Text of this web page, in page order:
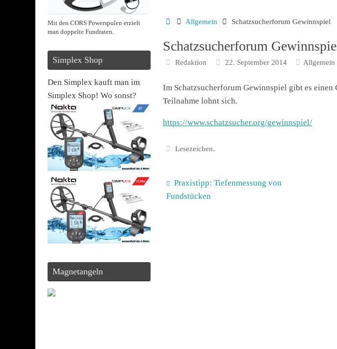
Startseite
Allgemein Schatzsucherforum Gewinnspiel
Schatzsucherforum
Redaktion 22. September 2014 Allgemein
Im Schatzsucherforum Gewinnspiel gibt es
Teilnahme lohnt sich.
https://www.schatzsucher.org/gewinnspiel/
Lesezeichen.
Praxistipp: Tiefenmessung von
Fundstücken
Mit den CORS Powerspulen erzielt
man doppelte Fundraten.
Simplex Shop
Den Simplex kauft man im
Simplex Shop! Wo sonst?
Magnetangeln